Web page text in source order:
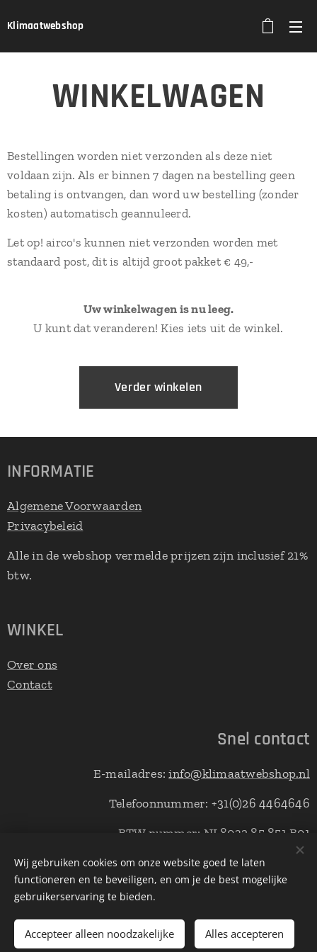
Klimaatwebshop
WINKELWAGEN
Bestellingen worden niet verzonden als deze niet
voldaan zijn. Als er binnen 7 dagen na bestelling geen
betaling is ontvangen, dan word uw bestelling (zonder
kosten) automatisch geannuleerd.
Let op! airco's kunnen niet verzonden worden met
standaard post, dit is altijd groot pakket € 49,-
Uw winkelwagen is nu leeg.
U kunt dat veranderen! Kies iets uit de winkel.
Verder winkelen
INFORMATIE
Algemene Voorwaarden
Privacybeleid
Alle in de webshop vermelde prijzen zijn inclusief 21%
btw.
WINKEL
Over ons
Contact
Snel contact
E-mailadres:info@klimaatwebshop.nl
Telefoonnummer: +31(0)26 4464646
BTW nummer: NL8032.85.851.B01
ING bank: NL76INGB0007833245
© Copyright klimaatwebshop 2021 alle rechten voorbehouden.
Cookies
Wij gebruiken cookies om onze website goed te laten
functioneren en te beveiligen, en om je de best mogelijke
gebruikerservaring te bieden.
Accepteer alleen noodzakelijke Alles accepteren